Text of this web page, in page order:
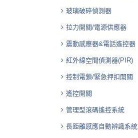
玻璃破碎偵測器
拉力開關/電源供應器
震動感應器&電話遙控器
紅外線空間偵測器(PIR)
控制電鎖/緊急押扣開關
遙控開關
管理型滾碼遙控系統
長距離感應自動辨識系統